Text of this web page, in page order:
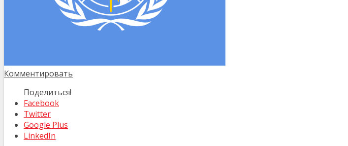
Комментировать
Поделиться!
Facebook
Twitter
Google Plus
LinkedIn